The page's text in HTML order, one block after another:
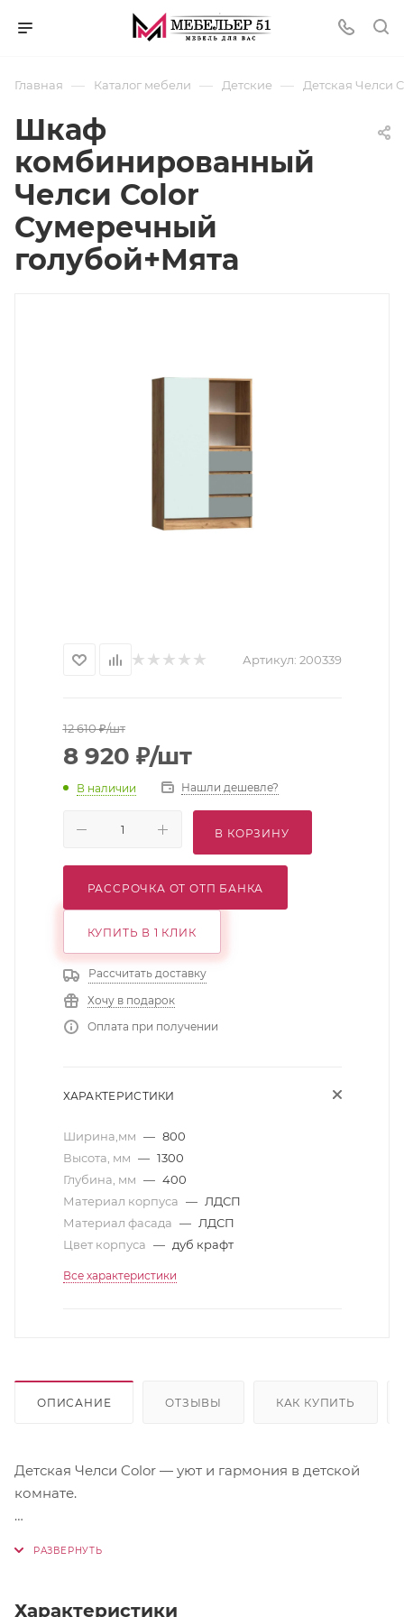
Главная — Каталог мебели — Детские — Детская Челси
Шкаф
комбинированный
Челси Color
Сумеречный
голубой+Мята
Артикул: 200339
12 610₽/шт
8 920 ₽/шт
В наличии Нашли дешевле?
В КОРЗИНУ
РАССРОЧКА ОТ ОТП БАНКА
КУПИТЬ В 1 КЛИК
Рассчитать доставку
Хочу в подарок
Оплата при получении
ХАРАКТЕРИСТИКИ
Ширина,мм — 800
Высота, мм — 1300
Глубина, мм — 400
Материал корпуса — ЛДСП
Материал фасада — ЛДСП
Цвет корпуса — дуб крафт
Все характеристики
ОПИСАНИЕ ОТЗЫВЫ КАК КУПИТЬ
Детская Челси Color — уют и гармония в детской
комнате.
дизайн мебели линейки Челси Color создают
Характеристики